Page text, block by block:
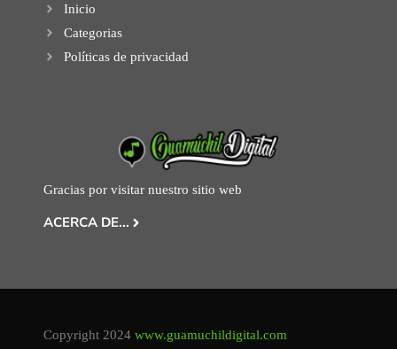
Inicio
Categorias
Políticas de privacidad
Gracias por visitar nuestro sitio web
ACERCA DE...
Copyright 2024 www.guamuchildigital.com